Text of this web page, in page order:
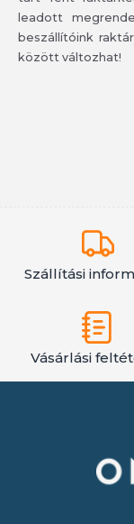
leadott
beszállítóink
között változhat!
Szállítási
Vásárlási